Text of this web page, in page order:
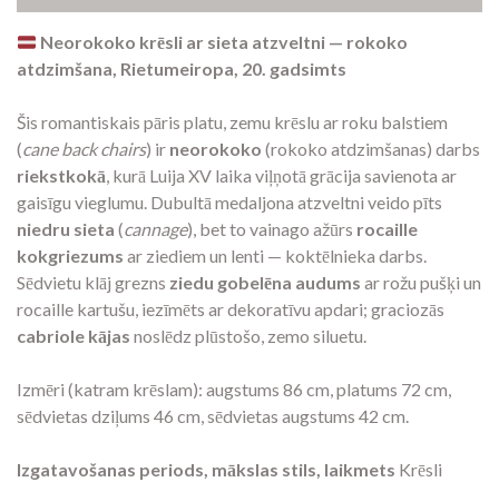
Neorokoko krēsli ar sieta atzveltni — rokoko
atdzimšana, Rietumeiropa, 20. gadsimts
Šis romantiskais pāris platu, zemu krēslu ar roku balstiem
(cane back chairs) ir neorokoko (rokoko atdzimšanas) darbs
riekstkokā, kurā Luija XV laika viļņotā grācija savienota ar
gaisīgu vieglumu. Dubultā medaljona atzveltni veido pīts
niedru sieta (cannage), bet to vainago ažūrs rocaille
kokgriezums ar ziediem un lenti — koktēlnieka darbs.
Sēdvietu klāj grezns ziedu gobelēna audums ar rožu pušķi un
rocaille kartušu, iezīmēts ar dekoratīvu apdari; graciozās
cabriole kājas noslēdz plūstošo, zemo siluetu.
Izmēri (katram krēslam): augstums 86 cm, platums 72 cm,
sēdvietas dziļums 46 cm, sēdvietas augstums 42 cm.
Izgatavošanas periods, mākslas stils, laikmets Krēsli